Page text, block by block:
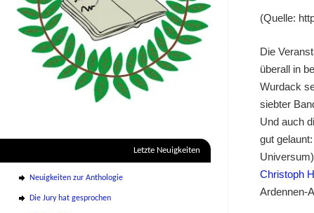
(Quelle:
Die
überall in
Wurdack
siebter
Und auch
gut
Christoph
Ardennen-
Letzte Neuigkeiten
Neuigkeiten zur Anthologie
Die Jury hat gesprochen